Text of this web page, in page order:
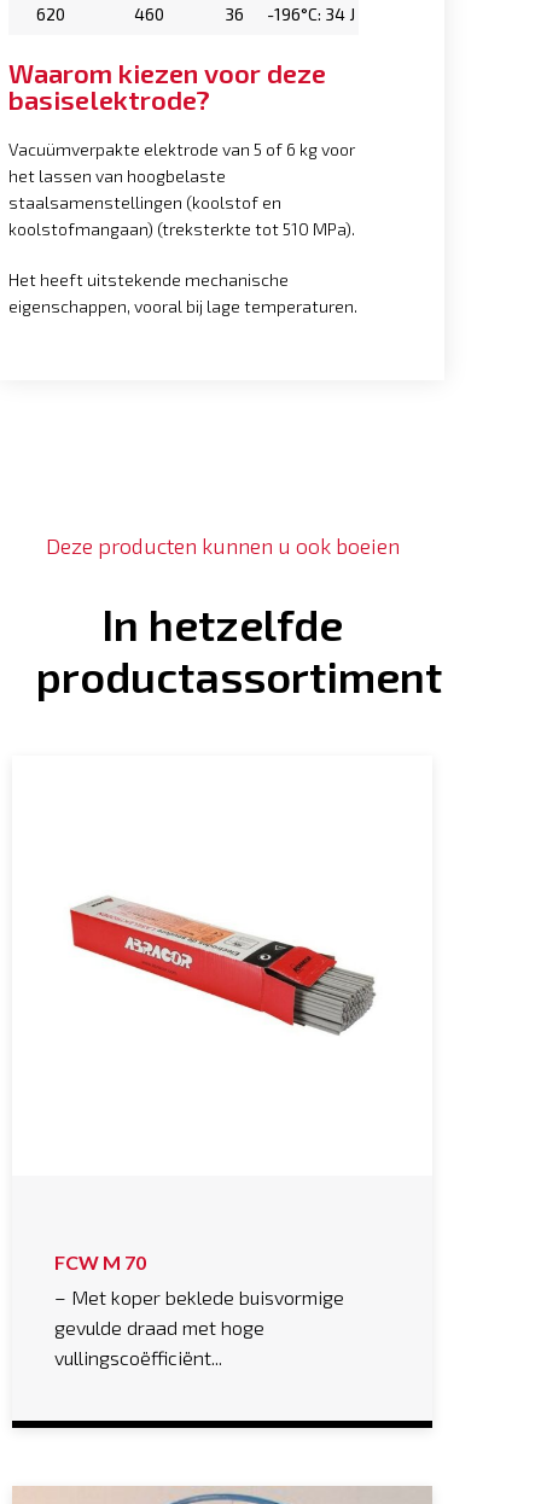
620
460 36 -196°C: 34 J
Waarom kiezen voor deze
basiselektrode?
Vacuümverpakte elektrode van 5 of 6 kg voor
het lassen van hoogbelaste
staalsamenstellingen (koolstof en
koolstofmangaan) (treksterkte tot 510 MPa).
Het heeft uitstekende mechanische
eigenschappen, vooral bij lage temperaturen.
Deze producten kunnen u ook boeien
In hetzelfde
productassortiment
FCW M 70
– Met koper beklede buisvormige
gevulde draad met hoge
vullingscoëfficiënt...